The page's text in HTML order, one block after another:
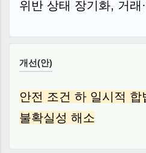
위반 상태 장기화, 거래
개선(안)
안전 조건 하 일시적
불확실성 해소